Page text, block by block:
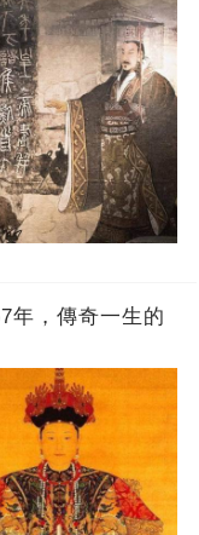
年，傳奇一生的